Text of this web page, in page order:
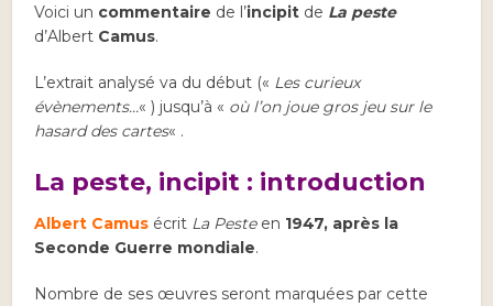
Voici un commentaire de l’incipit de La peste
d’Albert Camus.
L’extrait analysé va du début (« Les curieux
évènements…« ) jusqu’à « où l’on joue gros jeu sur le
hasard des cartes« .
La peste, incipit : introduction
Albert Camus écrit La Pesteen 1947, après la
Seconde Guerre mondiale.
Nombre de ses œuvres seront marquées par cette